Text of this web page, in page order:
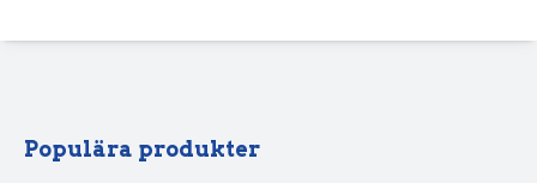
Populära produkter